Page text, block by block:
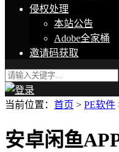
侵权处理
本站公告
Adobe全家桶
邀请码获取
当前位置： 首页 > PE软件
安卓闲鱼